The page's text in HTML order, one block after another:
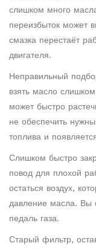
слишком много
переизбыток может
смазка перестаёт
двигателя.
Неправильный
взять масло
может быстро
не обеспечить
топлива и
Слишком быстро
повод для плохой
остаться воздух,
давление масла. Вы
педаль газа.
Старый фильтр,